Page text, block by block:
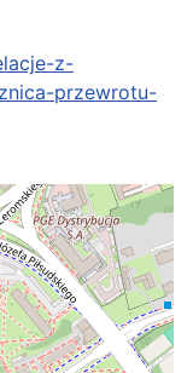
z-
przewrotu-